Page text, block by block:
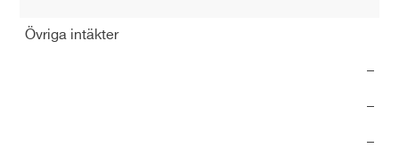
Övriga intäkter
–
–
–